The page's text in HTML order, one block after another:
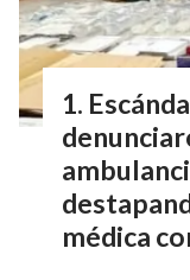
médica